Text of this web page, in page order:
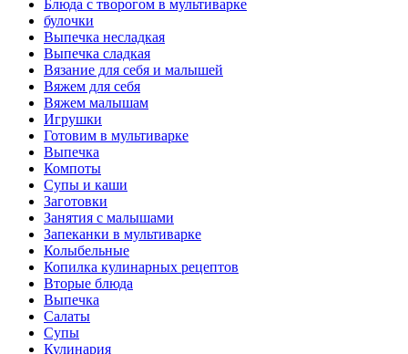
Блюда с творогом в мультиварке
булочки
Выпечка несладкая
Выпечка сладкая
Вязание для себя и малышей
Вяжем для себя
Вяжем малышам
Игрушки
Готовим в мультиварке
Выпечка
Компоты
Супы и каши
Заготовки
Занятия с малышами
Запеканки в мультиварке
Колыбельные
Копилка кулинарных рецептов
Вторые блюда
Выпечка
Салаты
Супы
Кулинария